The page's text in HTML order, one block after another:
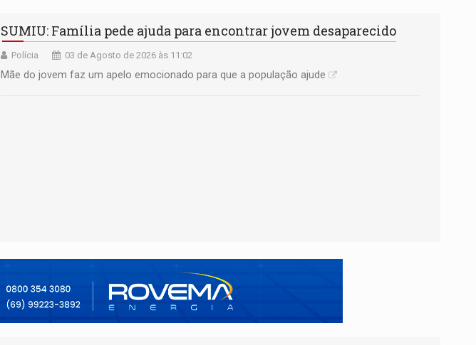
SUMIU: ​Família pede ajuda para encontrar jovem desaparecido
Polícia 03 de Agosto de 2026 às 11:02
Mãe do jovem faz um apelo emocionado para que a população ajude